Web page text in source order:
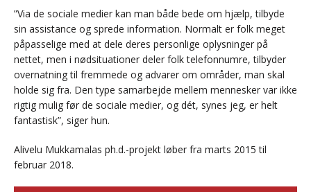
”Via de sociale medier kan man både bede om hjælp, tilbyde
sin assistance og sprede information. Normalt er folk meget
påpasselige med at dele deres personlige oplysninger på
nettet, men i nødsituationer deler folk telefonnumre, tilbyder
overnatning til fremmede og advarer om områder, man skal
holde sig fra. Den type samarbejde mellem mennesker var ikke
rigtig mulig før de sociale medier, og dét, synes jeg, er helt
fantastisk”, siger hun.
Alivelu Mukkamalas ph.d.-projekt løber fra marts 2015 til
februar 2018.